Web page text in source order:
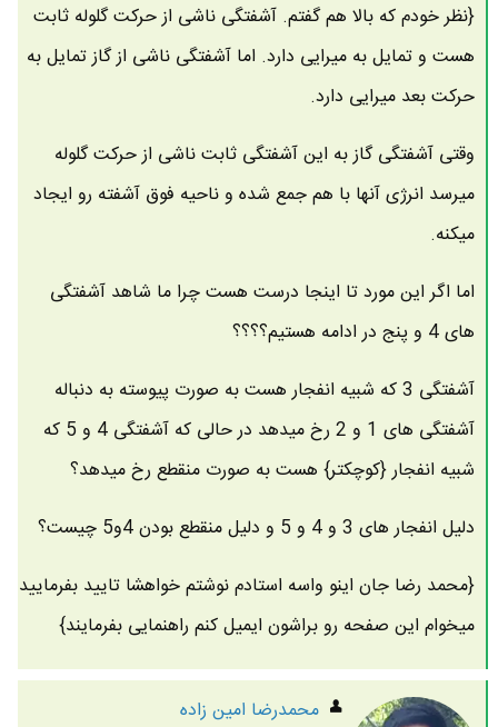
{نظر خودم که بالا هم گفتم. آشفتگی ناشی از حرکت گلوله ثابت
هست و تمایل به میرایی دارد. اما آشفتگی ناشی از گاز تمایل به
حرکت بعد میرایی دارد.
وقتی آشفتگی گاز به این آشفتگی ثابت ناشی از حرکت گلوله
میرسد انرژی آنها با هم جمع شده و ناحیه فوق آشفته رو ایجاد
میکنه.
اما اگر این مورد تا اینجا درست هست چرا ما شاهد آشفتگی
های 4 و پنج در ادامه هستیم؟؟؟؟
آشفتگی 3 که شبیه انفجار هست به صورت پیوسته به دنباله
آشفتگی های 1 و 2 رخ میدهد در حالی که آشفتگی 4 و 5 که
شبیه انفجار {کوچکتر} هست به صورت منقطع رخ میدهد؟
دلیل انفجار های 3 و 4 و 5 و دلیل منقطع بودن 4و5 چیست؟
{محمد رضا جان اینو واسه استادم نوشتم خواهشا تایید بفرمایید
میخوام این صفحه رو براشون ایمیل کنم راهنمایی بفرمایند}
محمدرضا امين زاده